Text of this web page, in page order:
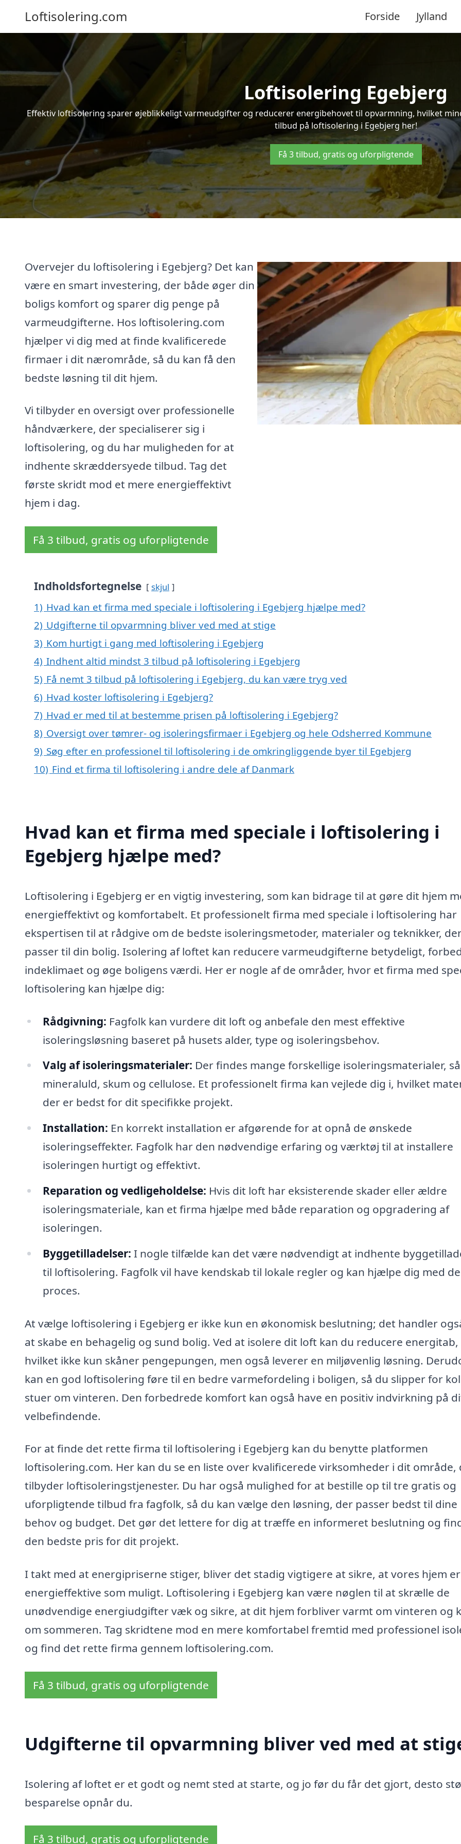
Loftisolering.com Forside Jylland
Loftisolering Egebjerg
Effektiv loftisolering sparer øjeblikkeligt varmeudgifter og reducerer energibehovet til opvarmning, hvilket
tilbud på loftisolering i Egebjerg her!
Få 3 tilbud, gratis og uforpligtende
Overvejer du loftisolering i Egebjerg? Det kan
være en smart investering, der både øger din
boligs komfort og sparer dig penge på
varmeudgifterne. Hos loftisolering.com
hjælper vi dig med at finde kvalificerede
firmaer i dit nærområde, så du kan få den
bedste løsning til dit hjem.
Vi tilbyder en oversigt over professionelle
håndværkere, der specialiserer sig i
loftisolering, og du har muligheden for at
indhente skræddersyede tilbud. Tag det
første skridt mod et mere energieffektivt
hjem i dag.
Få 3 tilbud, gratis og uforpligtende
Indholdsfortegnelse skjul
1) Hvad kan et firma med speciale i loftisolering i Egebjerg hjælpe med?
2) Udgifterne til opvarmning bliver ved med at stige
3) Kom hurtigt i gang med loftisolering i Egebjerg
4) Indhent altid mindst 3 tilbud på loftisolering i Egebjerg
5) Få nemt 3 tilbud på loftisolering i Egebjerg, du kan være tryg ved
6) Hvad koster loftisolering i Egebjerg?
7) Hvad er med til at bestemme prisen på loftisolering i Egebjerg?
8) Oversigt over tømrer- og isoleringsfirmaer i Egebjerg og hele Odsherred Kommune
9) Søg efter en professionel til loftisolering i de omkringliggende byer til Egebjerg
10) Find et firma til loftisolering i andre dele af Danmark
Hvad kan et firma med speciale i loftisolering i
Egebjerg hjælpe med?
Loftisolering i Egebjerg er en vigtig investering, som kan bidrage til at gøre dit hjem
energieffektivt og komfortabelt. Et professionelt firma med speciale i loftisolering har
ekspertisen til at rådgive om de bedste isoleringsmetoder, materialer og teknikker,
passer til din bolig. Isolering af loftet kan reducere varmeudgifterne betydeligt,
indeklimaet og øge boligens værdi. Her er nogle af de områder, hvor et firma med
loftisolering kan hjælpe dig:
Rådgivning: Fagfolk kan vurdere dit loft og anbefale den mest effektive
isoleringsløsning baseret på husets alder, type og isoleringsbehov.
Valg af isoleringsmaterialer: Der findes mange forskellige isoleringsmaterialer,
mineraluld, skum og cellulose. Et professionelt firma kan vejlede dig i, hvilket
der er bedst for dit specifikke projekt.
Installation: En korrekt installation er afgørende for at opnå de ønskede
isoleringseffekter. Fagfolk har den nødvendige erfaring og værktøj til at installere
isoleringen hurtigt og effektivt.
Reparation og vedligeholdelse: Hvis dit loft har eksisterende skader eller ældre
isoleringsmateriale, kan et firma hjælpe med både reparation og opgradering af
isoleringen.
Byggetilladelser: I nogle tilfælde kan det være nødvendigt at indhente
til loftisolering. Fagfolk vil have kendskab til lokale regler og kan hjælpe dig med
proces.
At vælge loftisolering i Egebjerg er ikke kun en økonomisk beslutning; det handler
at skabe en behagelig og sund bolig. Ved at isolere dit loft kan du reducere energitab,
hvilket ikke kun skåner pengepungen, men også leverer en miljøvenlig løsning.
kan en god loftisolering føre til en bedre varmefordeling i boligen, så du slipper for
stuer om vinteren. Den forbedrede komfort kan også have en positiv indvirkning på
velbefindende.
For at finde det rette firma til loftisolering i Egebjerg kan du benytte platformen
loftisolering.com. Her kan du se en liste over kvalificerede virksomheder i dit område,
tilbyder loftisoleringstjenester. Du har også mulighed for at bestille op til tre gratis og
uforpligtende tilbud fra fagfolk, så du kan vælge den løsning, der passer bedst til dine
behov og budget. Det gør det lettere for dig at træffe en informeret beslutning og
den bedste pris for dit projekt.
I takt med at energipriserne stiger, bliver det stadig vigtigere at sikre, at vores hjem
energieffektive som muligt. Loftisolering i Egebjerg kan være nøglen til at skrælle de
unødvendige energiudgifter væk og sikre, at dit hjem forbliver varmt om vinteren og
om sommeren. Tag skridtene mod en mere komfortabel fremtid med professionel
og find det rette firma gennem loftisolering.com.
Få 3 tilbud, gratis og uforpligtende
Udgifterne til opvarmning bliver ved med at
Isolering af loftet er et godt og nemt sted at starte, og jo før du får det gjort, desto
besparelse opnår du.
Få 3 tilbud, gratis og uforpligtende